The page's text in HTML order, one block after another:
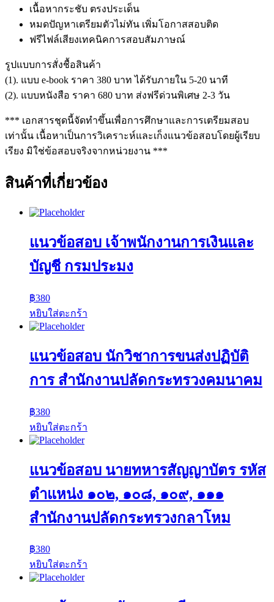
เนื้อหากระชับ ตรงประเด็น
หมดปัญหาเตรียมตัวไม่ทัน เพิ่มโอกาสสอบติด
ฟรีไฟล์เสียงเทคนิคการสอบสัมภาษณ์
รูปแบบการสั่งชื้อสินค้า
(1). แบบ e-book ราคา 380 บาท ได้รับภายใน 5-20 นาที
(2). แบบหนังสือ ราคา 680 บาท ส่งฟรีด่วนพิเศษ 2-3 วัน
*** เอกสารชุดนี้จัดทำขึ้นเพื่อการศึกษาและการเตรียมสอบ
เท่านั้น เนื้อหาเป็นการวิเคราะห์และเก็งแนวข้อสอบโดยผู้เรียบ
เรียง มิใช่ข้อสอบจริงจากหน่วยงาน ***
สินค้าที่เกี่ยวข้อง
แนวข้อสอบ เจ้าพนักงานการเงินและ
บัญชี กรมประมง
฿380
หยิบใส่ตะกร้า
แนวข้อสอบ นักวิชาการขนส่งปฏิบัติ
การ สำนักงานปลัดกระทรวงคมนาคม
฿380
หยิบใส่ตะกร้า
แนวข้อสอบ นายทหารสัญญาบัตร รหัส
ตำแหน่ง ๑๐๒, ๑๐๘, ๑๐๙, ๑๑๑
สำนักงานปลัดกระทรวงกลาโหม
฿380
หยิบใส่ตะกร้า